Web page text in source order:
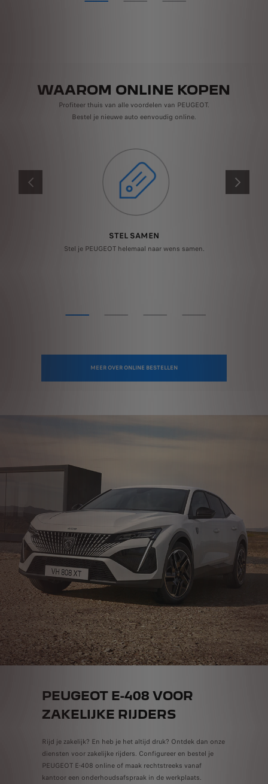
WAAROM ONLINE KOPEN
Profiteer thuis van alle voordelen van PEUGEOT.
Bestel je nieuwe auto eenvoudig online.
VORIGE VOLGENDE
STEL SAMEN
Stel je PEUGEOT helemaal naar wens samen.
MEER OVER ONLINE BESTELLEN
PEUGEOT E-408 VOOR
ZAKELIJKE RIJDERS
Rijd je zakelijk? En heb je het altijd druk? Ontdek dan onze
diensten voor zakelijke rijders. Configureer en bestel je
PEUGEOT E-408 online of maak rechtstreeks vanaf
kantoor een onderhoudsafspraak in de werkplaats.